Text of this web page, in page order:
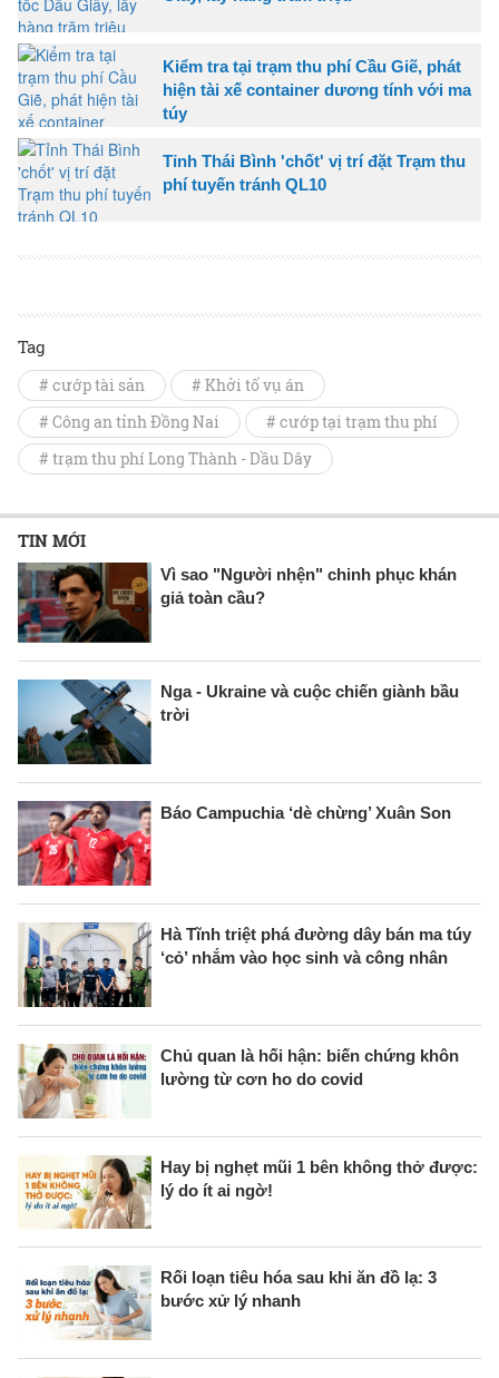
Kiểm tra tại trạm thu phí Cầu Giẽ, phát
hiện tài xế container dương tính với ma
túy
Tỉnh Thái Bình 'chốt' vị trí đặt Trạm thu
phí tuyến tránh QL10
Tag
# cướp tài sản
# Khởi tố vụ án
# Công an tỉnh Đồng Nai
# cướp tại trạm thu phí
# trạm thu phí Long Thành - Dầu Dây
TIN MỚI
Vì sao "Người nhện" chinh phục khán
giả toàn cầu?
Nga - Ukraine và cuộc chiến giành bầu
trời
Báo Campuchia ‘dè chừng’ Xuân Son
Hà Tĩnh triệt phá đường dây bán ma túy
‘cỏ’ nhắm vào học sinh và công nhân
Chủ quan là hối hận: biến chứng khôn
lường từ cơn ho do covid
Hay bị nghẹt mũi 1 bên không thở được:
lý do ít ai ngờ!
Rối loạn tiêu hóa sau khi ăn đồ lạ: 3
bước xử lý nhanh